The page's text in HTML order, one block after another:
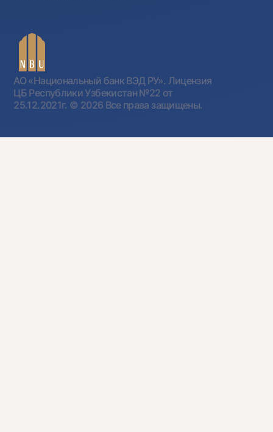
АО «Национальный банк ВЭД РУ». Лицензия
ЦБ Республики Узбекистан №22 от
25.12.2021г. © 2026 Все права защищены.